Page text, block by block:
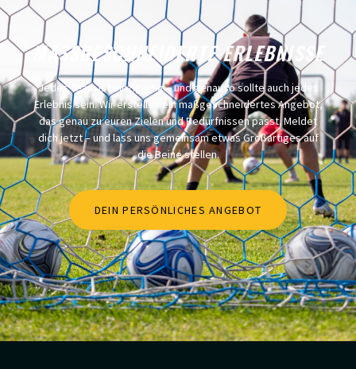
MASSGESCHNEIDERTE ERLEBNISSE
Jedes Team ist einzigartig – und genauso sollte auch jedes
Erlebnis sein. Wir erstellen ein maßgeschneidertes Angebot,
das genau zu euren Zielen und Bedürfnissen passt. Meldet
dich jetzt – und lass uns gemeinsam etwas Großartiges auf
die Beine stellen.
DEIN PERSÖNLICHES ANGEBOT